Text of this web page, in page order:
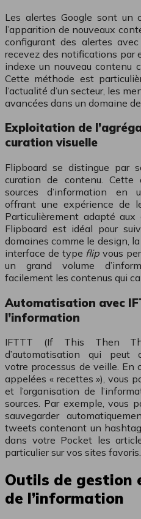
Les alertes Google sont un
l’apparition de nouveaux
configurant des alertes
recevez des notifications par
indexe un nouveau contenu
Cette méthode est
l’actualité d’un secteur, les
avancées dans un domaine
Exploitation de
curation visuelle
Flipboard se distingue par
curation de contenu. Cette
sources d’information en
offrant une expérience de
Particulièrement adapté
Flipboard est idéal pour
domaines comme le design,
interface de type flip vous
un grand volume
facilement les contenus qui
Automatisation avec
l’information
IFTTT (If This Then
d’automatisation qui peut
votre processus de veille. En
appelées « recettes »), vous
et l’organisation de
sources. Par exemple, vous
sauvegarder
tweets contenant un
dans votre Pocket les
particulier sur vos sites favoris.
Outils de gestion
de l’information